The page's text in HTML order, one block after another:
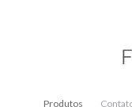
Produtos